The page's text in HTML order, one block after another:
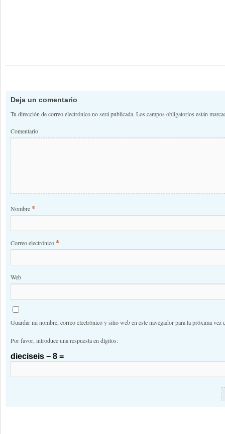
Deja un comentario
Tu dirección de correo electrónico no será publicada. Los campos obligatorios están
Comentario
Nombre *
Correo electrónico *
Web
Guardar mi nombre, correo electrónico y sitio web en este navegador para la próxima vez
Por favor, introduce una respuesta en dígitos:
dieciseis − 8 =